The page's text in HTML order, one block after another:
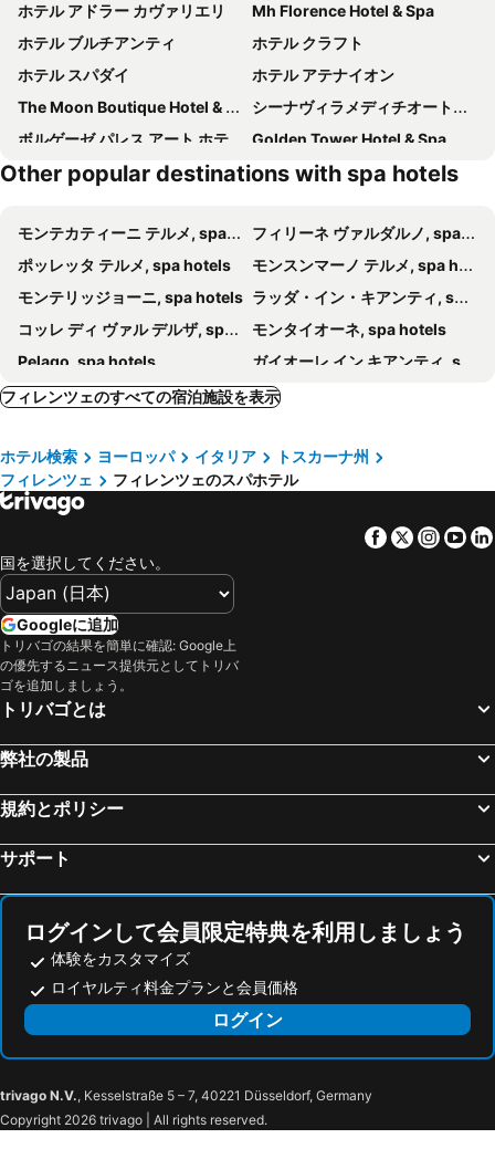
ホテル アドラー カヴァリエリ
Mh Florence Hotel & Spa
ホテル ブルチアンティ
ホテル クラフト
ホテル スパダイ
ホテル アテナイオン
The Moon Boutique Hotel & Spa
シーナヴィラメディチオートグラフコレクション
ボルゲーゼ パレス アート ホテル
Golden Tower Hotel & Spa
フィレンツェ ナンバー ナイン ウェルネス ホテル
ホテル ミア カーラ
25hours Hotel Florence Piazza San Paolino
グランド ホテル アドリアティコ
Palazzo Niccolini al Duomo
ホテル ヴィッレ スッラルノ
イル バルジェリーノ
ホテル チェッレターニ フィレンツェ M ギャラリー バイ ソフィテル
Palazzo Montebello
Palazzo Castri 1874
Villa Cora
サン フィレンツェ スイーツ & スパ
The St. Regis Florence
ヘルヴェティア & ブリストル フィレンツェ – スターホテルズ コレツィオーネ
Palazzo Portinari Salviati
Hotel La Casa di Morfeo
Palazzo Lorenzo Hotel Boutique & Spa
Hotel Paola
LHP Hotel River & SPA
ポンテ ヴェッキオ スイーツ & スパ
Hotel La Gemma
ホテル コロンバス
Relais Stibbert Florence
Hotel Renaissance
ロカンダ デ チオンピ
ホテル ヴィラ チェージ
Villa Il Poggiale Dimora Storica
Other popular destinations with spa hotels
モンテカティーニ テルメ, spa hotels
フィリーネ ヴァルダルノ, spa hotels
ポッレッタ テルメ, spa hotels
モンスンマーノ テルメ, spa hotels
モンテリッジョーニ, spa hotels ラッダ・イン・キアンティ, spa hotels
コッレ ディ ヴァル デルザ, spa hotels
モンタイオーネ, spa hotels
Pelago, spa hotels
ガイオーレ イン キアンティ, spa hotels
サンジミニャーノ, spa hotels
サン カシャーノ イン ヴァル ディ ペーザ, spa hotels
タヴァルネッレ ヴァル ディ ペーザ, spa hotels
モンテスペルトリ, spa hotels
San Marcello Pistoiese, spa hotels
インプルネータ, spa hotels
チェルタルド, spa hotels
グレーヴェ, spa hotels
ポッジボンシ, spa hotels
スティーア, spa hotels
カルミニャーノ, spa hotels
プラート, spa hotels
パラッツオーロ・スル・セーニオ, spa hotels
ピストイア, spa hotels
バーニョ ア リーポリ, spa hotels
ガンバッシ・テルメ, spa hotels
スカンディッチ, spa hotels
ヴァーリア, spa hotels
ビッビエーナ, spa hotels
フィレンツェのすべての宿泊施設を表示
ホテル検索 ヨーロッパ イタリア
トスカーナ州
フィレンツェ
フィレンツェのスパホテル
Facebook
Twitter
国を選択してください。
Googleに追加
トリバゴの結果を簡単に確認: Google上
の優先するニュース提供元としてトリバ
ゴを追加しましょう。
トリバゴとは
弊社の製品
規約とポリシー
サポート
ログインして会員限定特典を利用しましょう
体験をカスタマイズ
ロイヤルティ料金プランと会員価格
ログイン
trivago N.V., Kesselstraße 5 – 7, 40221 Düsseldorf, Germany
Copyright 2026 trivago | All rights reserved.